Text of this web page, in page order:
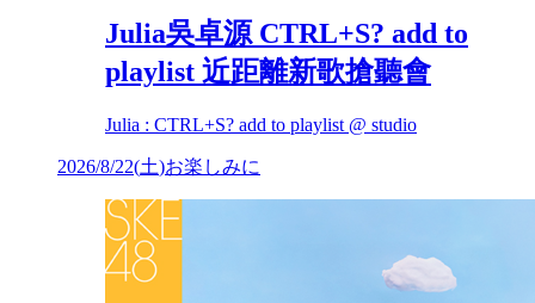
Julia吳卓源 CTRL+S? add to
playlist 近距離新歌搶聽會
Julia : CTRL+S? add to playlist @ studio
2026/8/22(土)お楽しみに